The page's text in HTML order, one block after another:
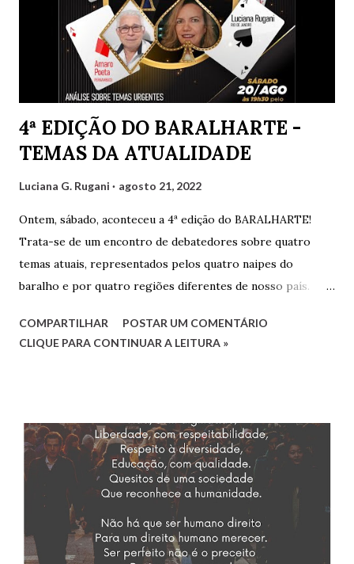
4ª EDIÇÃO DO BARALHARTE -
TEMAS DA ATUALIDADE
Luciana G. Rugani agosto 21, 2022
Ontem, sábado, aconteceu a 4ª edição do BARALHARTE!
Trata-se de um encontro de debatedores sobre quatro
temas atuais, representados pelos quatro naipes do
baralho e por quatro regiões diferentes de nosso país.
demais e também por convidados presentes. Os
debatedores desta edição foram eu, Luciana, representando
Catarina, em razão de um compromisso de última hora, não
pôde participar. Mas contamos também com as convidadas
Mirtzi Lima Ribeiro e Valéria Kataki e com os convidados
Hairon Herbert, Julimar Silva, Ricardo Vianna Hoffmann e
Tarciso Martins. Agradeço a Gilvaldo Quinzeiro pelo
convite e pela oportunidade de participar de um encontro
COMPARTILHAR
POSTAR UM COMENTÁRIO
CLIQUE PARA CONTINUAR A LEITURA »